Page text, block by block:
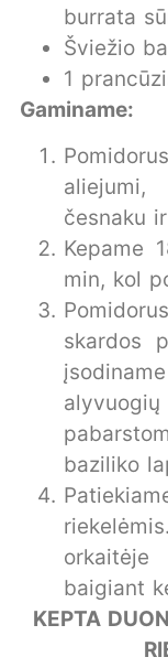
burrata
Šviežio
1
Gaminame:
česnaku
Kepame
min, kol
skardos
baziliko
orkaitėje
baigiant
KEPTA